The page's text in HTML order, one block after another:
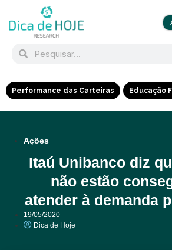
Performance das Carteiras Educação
Ações
Itaú Unibanco diz
não estão
atender à demanda
19/05/2020
Dica de Hoje